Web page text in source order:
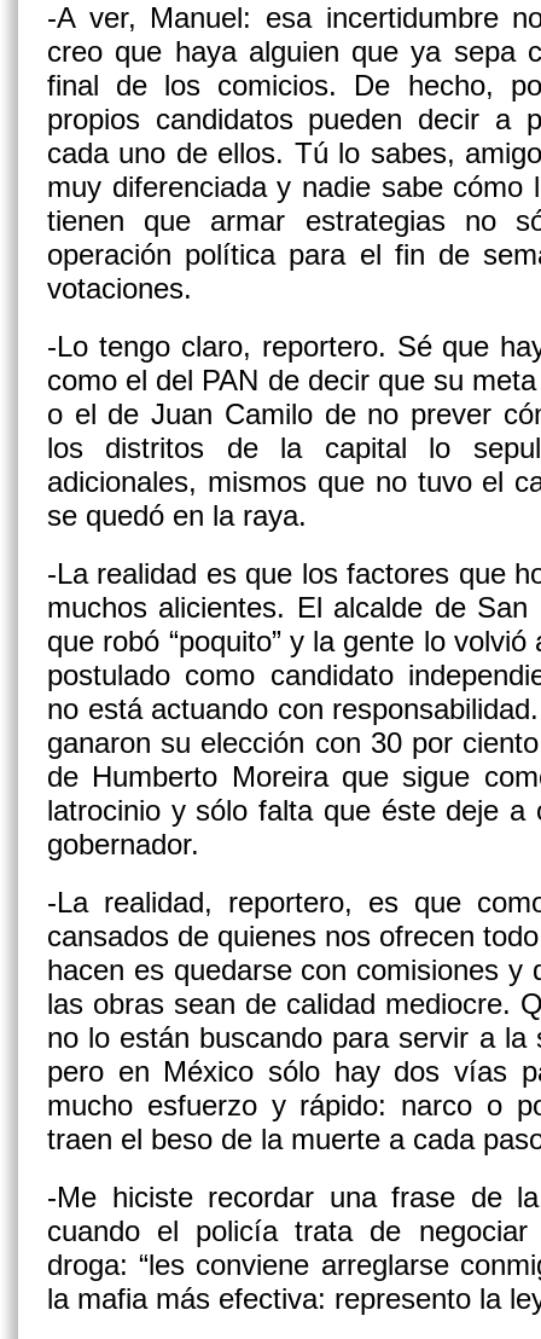
-A ver, Manuel: esa incertidumbre
creo que haya alguien que ya sepa
final de los comicios. De hecho,
propios candidatos pueden decir a
cada uno de ellos. Tú lo sabes,
muy diferenciada y nadie sabe
tienen que armar estrategias no
operación política para el fin de
votaciones.
-Lo tengo claro, reportero. Sé que
como el del PAN de decir que su
o el de Juan Camilo de no prever
los distritos de la capital lo
adicionales, mismos que no tuvo el
se quedó en la raya.
-La realidad es que los factores que
muchos alicientes. El alcalde de
que robó “poquito” y la gente lo
postulado como candidato
no está actuando con
ganaron su elección con 30 por
de Humberto Moreira que sigue
latrocinio y sólo falta que éste deje a
gobernador.
-La realidad, reportero, es que
cansados de quienes nos ofrecen
hacen es quedarse con comisiones y
las obras sean de calidad mediocre.
no lo están buscando para servir a la
pero en México sólo hay dos vías
mucho esfuerzo y rápido: narco o
traen el beso de la muerte a cada
-Me hiciste recordar una frase de
cuando el policía trata de
droga: “les conviene arreglarse
la mafia más efectiva: represento la